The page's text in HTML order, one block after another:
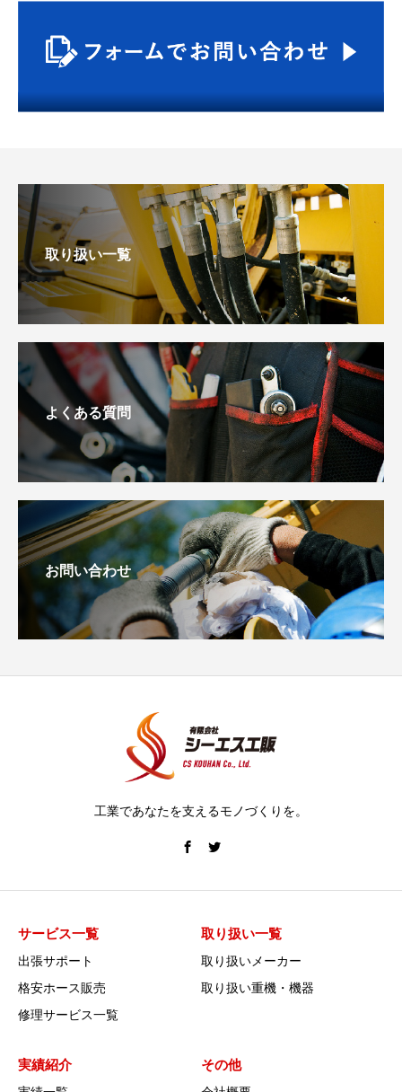
取り扱い一覧
よくある質問
お問い合わせ
工業であなたを支えるモノづくりを。
サービス一覧
出張サポート
格安ホース販売
修理サービス一覧
取り扱い一覧
取り扱いメーカー
取り扱い重機・機器
実績紹介 その他